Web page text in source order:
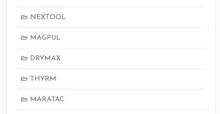
NEXTOOL
MAGPUL
DRYMAX
THYRM
MARATAC